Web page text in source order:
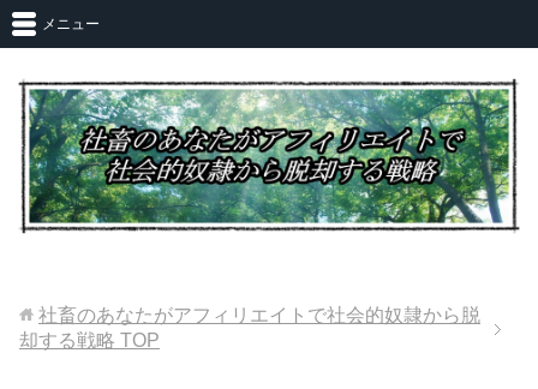
メニュー
社畜のあなたがアフィリエイトで社会的奴隷から脱
却する戦略 TOP